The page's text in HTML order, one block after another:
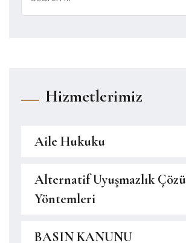
for:
Hizmetlerimiz
Aile Hukuku
Alternatif Uyuşmazlık
Yöntemleri
BASIN KANUNU